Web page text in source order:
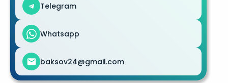
Telegram
Whatsapp
baksov24@gmail.com